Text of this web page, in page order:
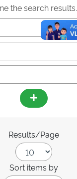
the search results.
Results/Page
Sort items by